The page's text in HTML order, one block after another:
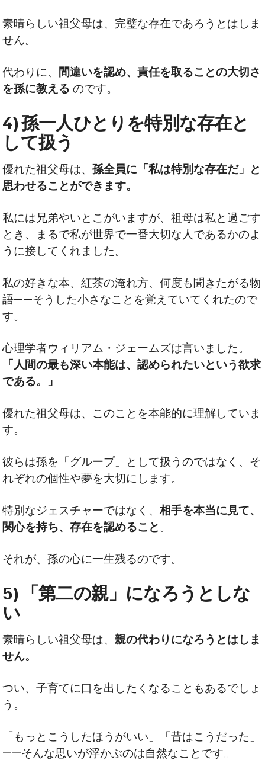
素晴らしい祖父母は、完璧な存在であろうとはしま
せん。
代わりに、 間違いを認め、責任を取ることの大切さ
を孫に教える のです。
4) 孫一人ひとりを特別な存在と
して扱う
優れた祖父母は、孫全員に「私は特別な存在だ」と
思わせることができます。
私には兄弟やいとこがいますが、祖母は私と過ごす
とき、まるで私が世界で一番大切な人であるかのよ
うに接してくれました。
私の好きな本、紅茶の淹れ方、何度も聞きたがる物
語——そうした小さなことを覚えていてくれたので
す。
心理学者ウィリアム・ジェームズは言いました。
「人間の最も深い本能は、認められたいという欲求
である。」
優れた祖父母は、このことを本能的に理解していま
す。
彼らは孫を「グループ」として扱うのではなく、そ
れぞれの個性や夢を大切にします。
特別なジェスチャーではなく、相手を本当に見て、
関心を持ち、存在を認めること。
それが、孫の心に一生残るのです。
5) 「第二の親」になろうとしな
い
素晴らしい祖父母は、親の代わりになろうとはしま
せん。
つい、子育てに口を出したくなることもあるでしょ
う。
「もっとこうしたほうがいい」「昔はこうだった」
——そんな思いが浮かぶのは自然なことです。